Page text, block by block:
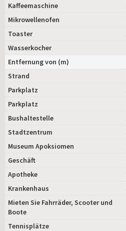
Kaffeemaschine
Mikrowellenofen
Toaster
Wasserkocher
Entfernung von (m)
Strand
Parkplatz
Parkplatz
Bushaltestelle
Stadtzentrum
Museum Apoksiomen
Geschäft
Apotheke
Krankenhaus
Mieten Sie Fahrräder, Scooter und
Boote
Tennisplätze